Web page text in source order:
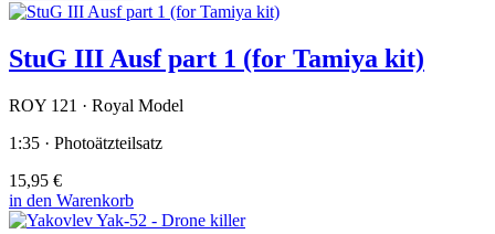
StuG III Ausf part 1 (for Tamiya kit)
ROY 121 · Royal Model
1:35 · Photoätzteilsatz
15,95 €
in den Warenkorb